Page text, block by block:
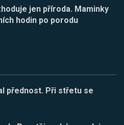
jen příroda. Maminky
hodin po porodu
přednost. Při střetu se